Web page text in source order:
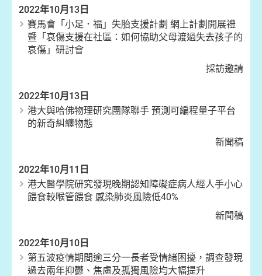
2022年10月13日
賽馬會「小足．福」失胎支援計劃 網上計劃開展禮
暨「哀傷支援在社區：如何協助父母渡過失去孩子的
哀傷」研討會
採訪邀請
2022年10月13日
港大與哈佛物理研究團隊聯手 預測可編程量子平台
的新奇糾纏物態
新聞稿
2022年10月11日
港大醫學院研究發現晚期認知障礙症病人經人手小心
餵食較喉管餵食 感染肺炎風險低40%
新聞稿
2022年10月10日
第五波疫情期間逾三分一長者受情緒困擾，調查發現
過去兩年抑鬱、焦慮及孤獨風險均大幅提升